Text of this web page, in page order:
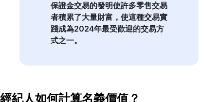
保證金交易的發明使許多零售交易
者積累了大量財富，使這種交易實
踐成為2024年最受歡迎的交易方
式之一。
經紀人如何計算名義價值？